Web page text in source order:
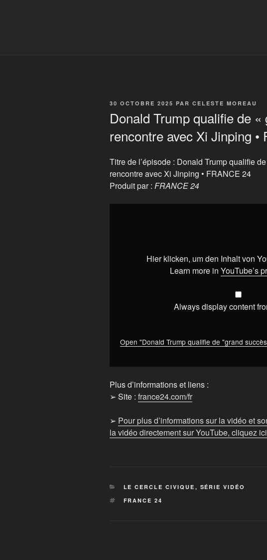
PUBLIÉ
30 OCTOBRE 2025 PAR CELESTE MOREAU
Donald Trump qualifie de
rencontre avec Xi Jinping •
Titre de l’épisode : Donald Trump qualifie
rencontre avec Xi Jinping • FRANCE 24
Produit par : FRANCE 24
Jinping
FRANCE
from
YouTube
Hier klicken, um den Inhalt von
Learn more in YouTube’s
Always display content
Open "Donald Trump qualifie de "grand
Plus d’informations et liens :
➢ Site : france24.com/fr
➢ Pour plus d’informations sur la vidéo et
la vidéo directement sur YouTube, cliquez
CATÉGORIES
LE CERCLE CIVIQUE , SÉRIE VIDÉO
ÉTIQUETTES
FRANCE 24